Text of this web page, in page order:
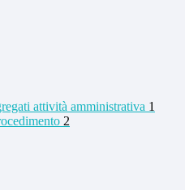
attività amministrativa 1
2